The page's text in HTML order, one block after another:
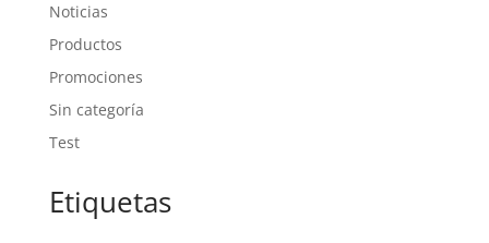
Noticias
Productos
Promociones
Sin categoría
Test
Etiquetas